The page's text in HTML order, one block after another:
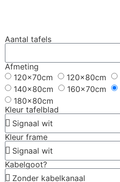
Aantal tafels
Afmeting
120x70cm
120x80cm
140x80cm
160x70cm
180x80cm
Kleur tafelblad
Kleur frame
Kabelgoot?